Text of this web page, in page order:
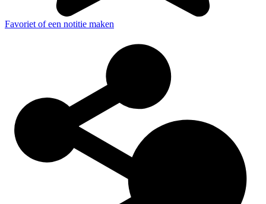
Favoriet of een notitie maken